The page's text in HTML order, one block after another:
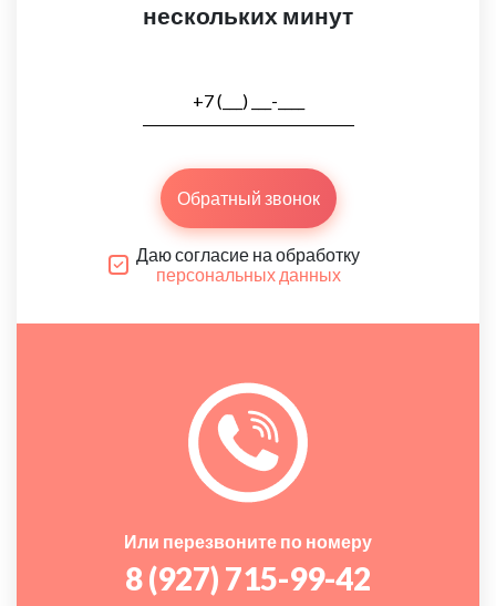
нескольких минут
Обратный звонок
Даю согласие на обработку
персональных данных
Или перезвоните по номеру
8 (927) 715-99-42